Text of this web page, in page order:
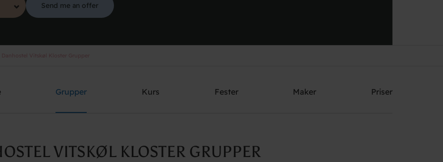
Send me an offer
Grupper Kurs Fester Maker Priser
VITSKØL KLOSTER GRUPPER